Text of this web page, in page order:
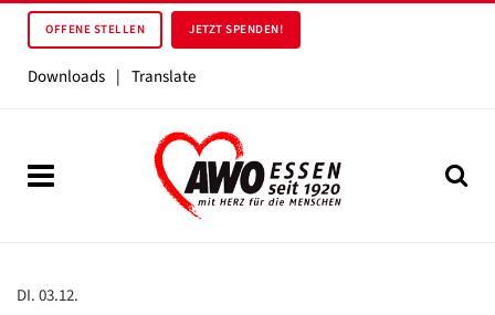
OFFENE STELLEN JETZT SPENDEN!
Downloads | Translate
DI. 03.12.